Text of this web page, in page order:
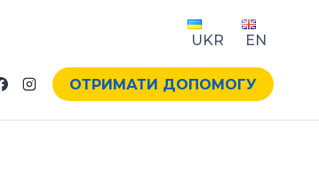
UKR EN
ОТРИМАТИ ДОПОМОГУ